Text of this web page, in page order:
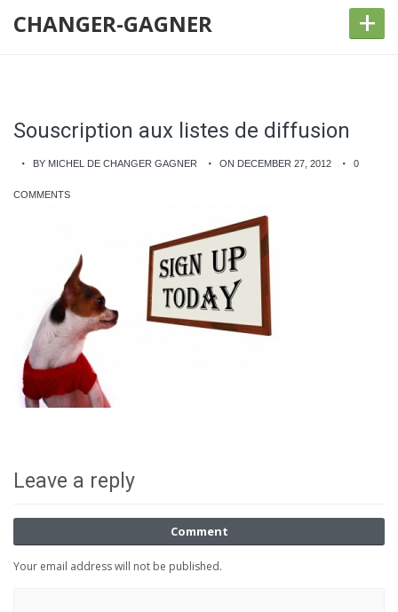
CHANGER-GAGNER +
Souscription aux listes de diffusion
BY MICHEL DE CHANGER GAGNER ON DECEMBER 27, 2012 0
COMMENTS
Leave a reply
Comment
Your email address will not be published.